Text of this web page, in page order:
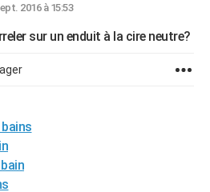
2016 à 15:53
sur un enduit à la cire neutre?